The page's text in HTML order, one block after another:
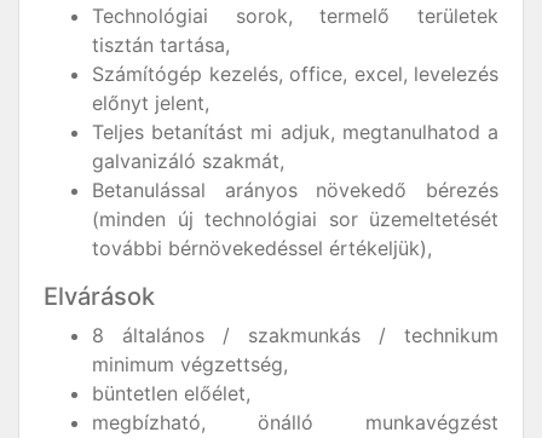
Technológiai sorok, termelő területek
tisztán tartása,
Számítógép kezelés, office, excel, levelezés
előnyt jelent,
Teljes betanítást mi adjuk, megtanulhatod a
galvanizáló szakmát,
Betanulással arányos növekedő bérezés
(minden új technológiai sor üzemeltetését
további bérnövekedéssel értékeljük),
Elvárások
8 általános / szakmunkás / technikum
minimum végzettség,
büntetlen előélet,
megbízható, önálló munkavégzést